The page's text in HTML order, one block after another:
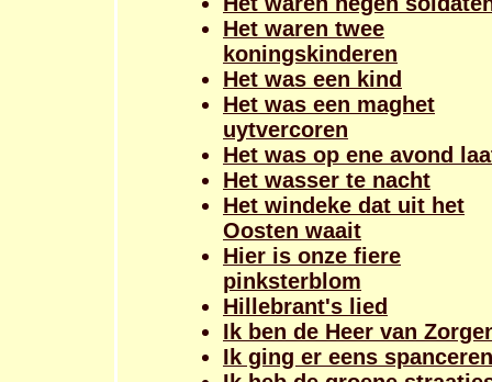
Het waren twee
koningskinderen
Het was een kind
Het was een maghet
uytvercoren
Het was op ene avond
Het wasser te nacht
Het windeke dat uit het
Oosten waait
Hier is onze fiere
pinksterblom
Hillebrant's lied
Ik ben de Heer van
Ik ging er eens spanceren